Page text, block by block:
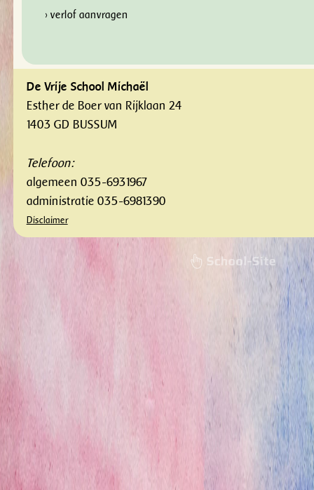
› verlof aanvragen
De Vrije School Michaël
Esther de Boer van Rijklaan 24
1403 GD BUSSUM
Telefoon:
algemeen 035-6931967
administratie 035-6981390
Disclaimer